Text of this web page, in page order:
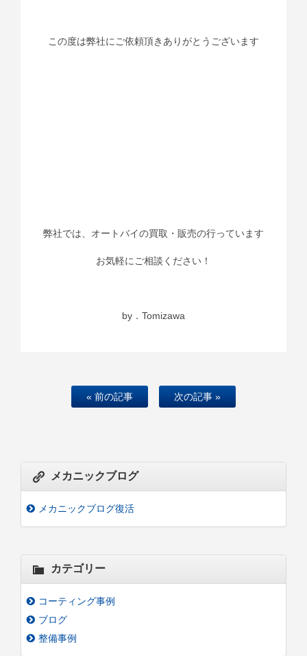
この度は弊社にご依頼頂きありがとうございます
弊社では、オートバイの買取・販売の行っています
お気軽にご相談ください！
by．Tomizawa
« 前の記事 次の記事 »
メカニックブログ
メカニックブログ復活
カテゴリー
コーティング事例
ブログ
整備事例